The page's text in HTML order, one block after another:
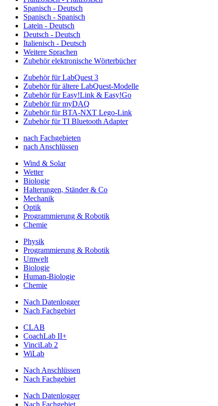
Spanisch - Deutsch
Spanisch - Spanisch
Latein - Deutsch
Deutsch - Deutsch
Italienisch - Deutsch
Weitere Sprachen
Zubehör elektronische Wörterbücher
Zubehör für LabQuest 3
Zubehör für ältere LabQuest-Modelle
Zubehör für Easy!Link & Easy!Go
Zubehör für myDAQ
Zubehör für BTA-NXT Lego-Link
Zubehör für TI Bluetooth Adapter
nach Fachgebieten
nach Anschlüssen
Wind & Solar
Wetter
Biologie
Halterungen, Ständer & Co
Mechanik
Optik
Programmierung & Robotik
Chemie
Physik
Programmierung & Robotik
Umwelt
Biologie
Human-Biologie
Chemie
Nach Datenlogger
Nach Fachgebiet
CLAB
CoachLab II+
VinciLab 2
WiLab
Nach Anschlüssen
Nach Fachgebiet
Nach Datenlogger
Nach Fachgebiet